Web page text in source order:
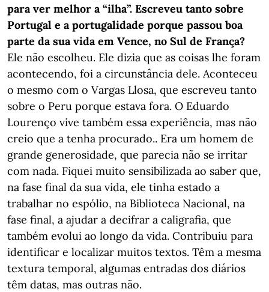
para ver melhor a “ilha”. Escreveu tanto sobre
Portugal e a portugalidade porque passou boa
parte da sua vida em Vence, no Sul de França?
Ele não escolheu. Ele dizia que as coisas lhe foram
acontecendo, foi a circunstância dele. Aconteceu
o mesmo com o Vargas Llosa, que escreveu tanto
sobre o Peru porque estava fora. O Eduardo
Lourenço vive também essa experiência, mas não
creio que a tenha procurado.. Era um homem de
grande generosidade, que parecia não se irritar
com nada. Fiquei muito sensibilizada ao saber que,
na fase final da sua vida, ele tinha estado a
trabalhar no espólio, na Biblioteca Nacional, na
fase final, a ajudar a decifrar a caligrafia, que
também evolui ao longo da vida. Contribuiu para
identificar e localizar muitos textos. Têm a mesma
textura temporal, algumas entradas dos diários
têm datas, mas outras não.